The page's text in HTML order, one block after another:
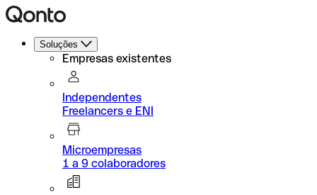
Soluções
Empresas existentes
Independentes
Freelancers e ENI
Microempresas
1 a 9 colaboradores